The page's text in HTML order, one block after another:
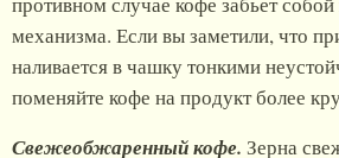
механизма. Если вы заметили, что
наливается в чашку тонкими
поменяйте кофе на продукт более
Свежеобжаренный кофе. Зерна